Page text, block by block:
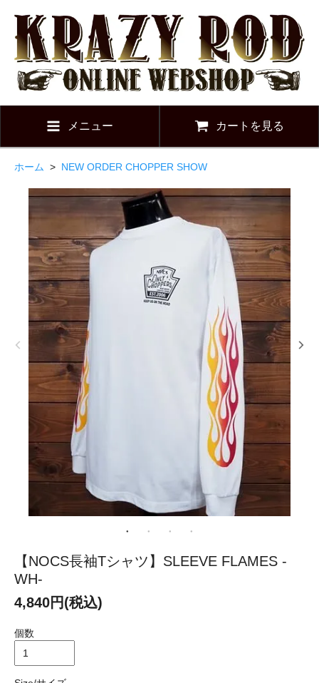
メニュー カートを見る
ホーム > NEW ORDER CHOPPER SHOW
【NOCS長袖Tシャツ】SLEEVE FLAMES -
WH-
4,840円(税込)
個数